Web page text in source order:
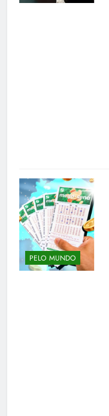
PELO MUNDO